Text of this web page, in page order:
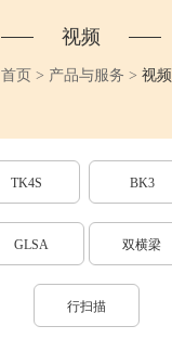
视频
首页 > 产品与服务 > 视频
TK4S BK3
GLSA 双横梁
行扫描